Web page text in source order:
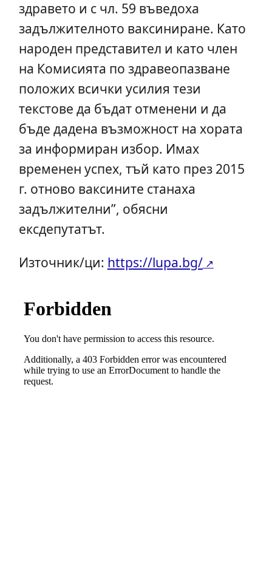
здравето и с чл. 59 въведоха
задължителното ваксиниране. Като
народен представител и като член
на Комисията по здравеопазване
положих всички усилия тези
текстове да бъдат отменени и да
бъде дадена възможност на хората
за информиран избор. Имах
временен успех, тъй като през 2015
г. отново ваксините станаха
задължителни”, обясни
ексдепутатът.
Източник/ци: https://lupa.bg/